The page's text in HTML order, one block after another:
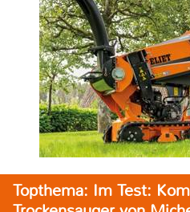
Topthema: Im Test: